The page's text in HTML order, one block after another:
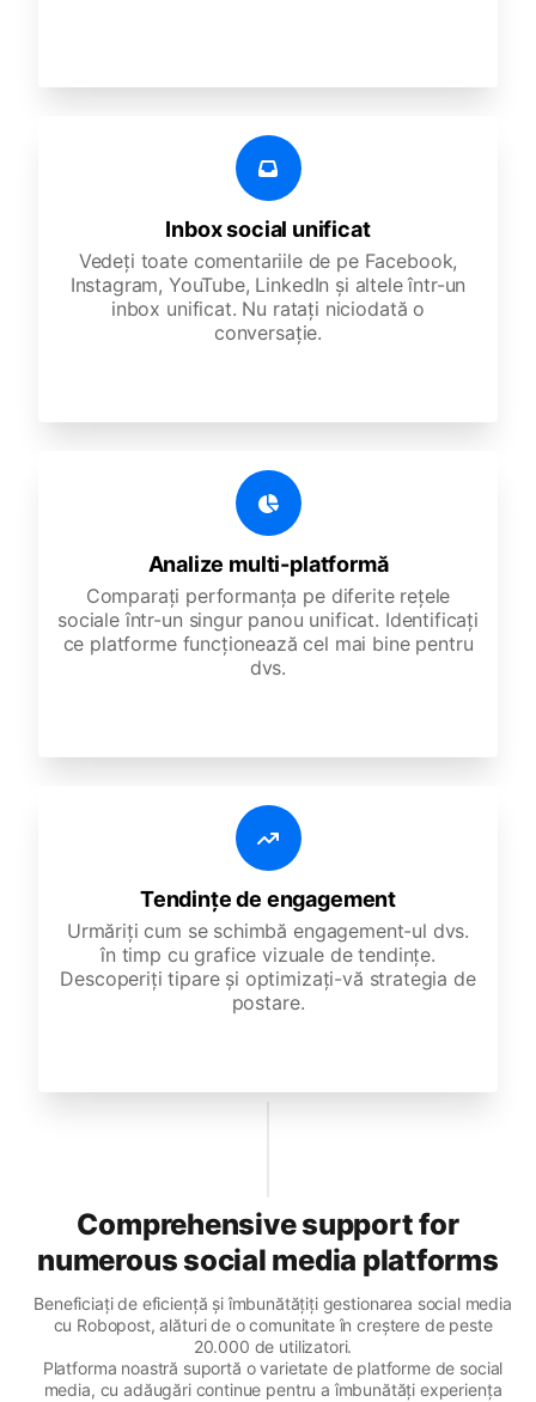
Inbox social unificat
Vedeți toate comentariile de pe Facebook,
Instagram, YouTube, LinkedIn și altele într-un
inbox unificat. Nu ratați niciodată o
conversație.
Analize multi-platformă
Comparați performanța pe diferite rețele
sociale într-un singur panou unificat. Identificați
ce platforme funcționează cel mai bine pentru
dvs.
Tendințe de engagement
Urmăriți cum se schimbă engagement-ul dvs.
în timp cu grafice vizuale de tendințe.
Descoperiți tipare și optimizați-vă strategia de
postare.
Comprehensive support for
numerous social media platforms
Beneficiați de eficiență și îmbunătățiți gestionarea social media
cu Robopost, alături de o comunitate în creștere de peste
20.000 de utilizatori.
Platforma noastră suportă o varietate de platforme de social
media, cu adăugări continue pentru a îmbunătăți experiența